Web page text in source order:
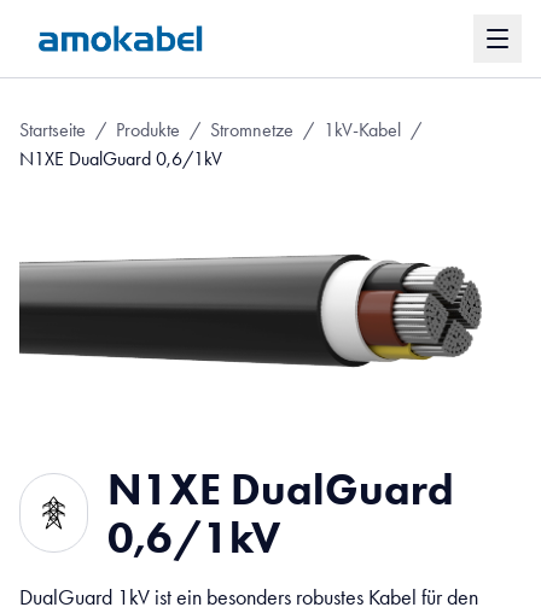
Startseite / Produkte / Stromnetze / 1kV-Kabel /
N1XE DualGuard 0,6/1kV
N1XE DualGuard
0,6/1kV
DualGuard 1kV ist ein besonders robustes Kabel für den